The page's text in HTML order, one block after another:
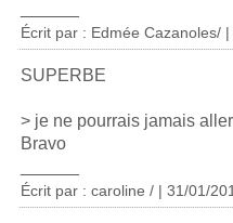
Écrit par : Edmée Cazanoles/
SUPERBE
> je ne pourrais jamais
Bravo
Écrit par : caroline / | 31/01/